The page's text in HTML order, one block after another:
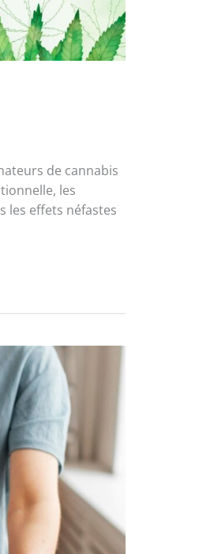
de cannabis
les
les effets néfastes